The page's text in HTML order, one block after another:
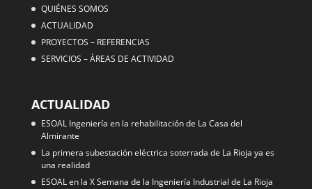
QUIÉNES SOMOS
ACTUALIDAD
PROYECTOS – REFERENCIAS
SERVICIOS – ÁREAS DE ACTIVIDAD
ACTUALIDAD
ESOAL Ingeniería en la rehabilitación de La Casa del
Almirante
La primera subestación eléctrica soterrada de La Rioja ya es
una realidad
ESOAL en la X Semana de la Ingeniería Industrial de La Rioja